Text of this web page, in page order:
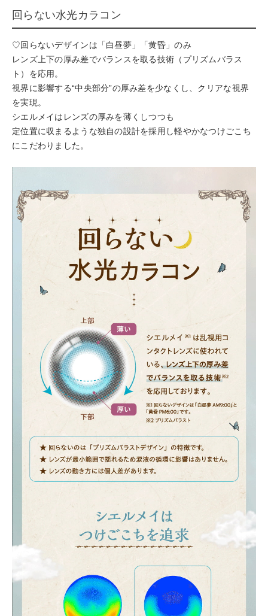
回らない水光カラコン
♡回らないデザインは「白昼夢」「黄昏」のみ
レンズ上下の厚み差でバランスを取る技術（プリズムバラス
ト）を応用。
視界に影響する“中央部分”の厚み差を少なくし、クリアな視界
を実現。
シエルメイはレンズの厚みを薄くしつつも
定位置に収まるような独自の設計を採用し軽やかなつけごこち
にこだわりました。